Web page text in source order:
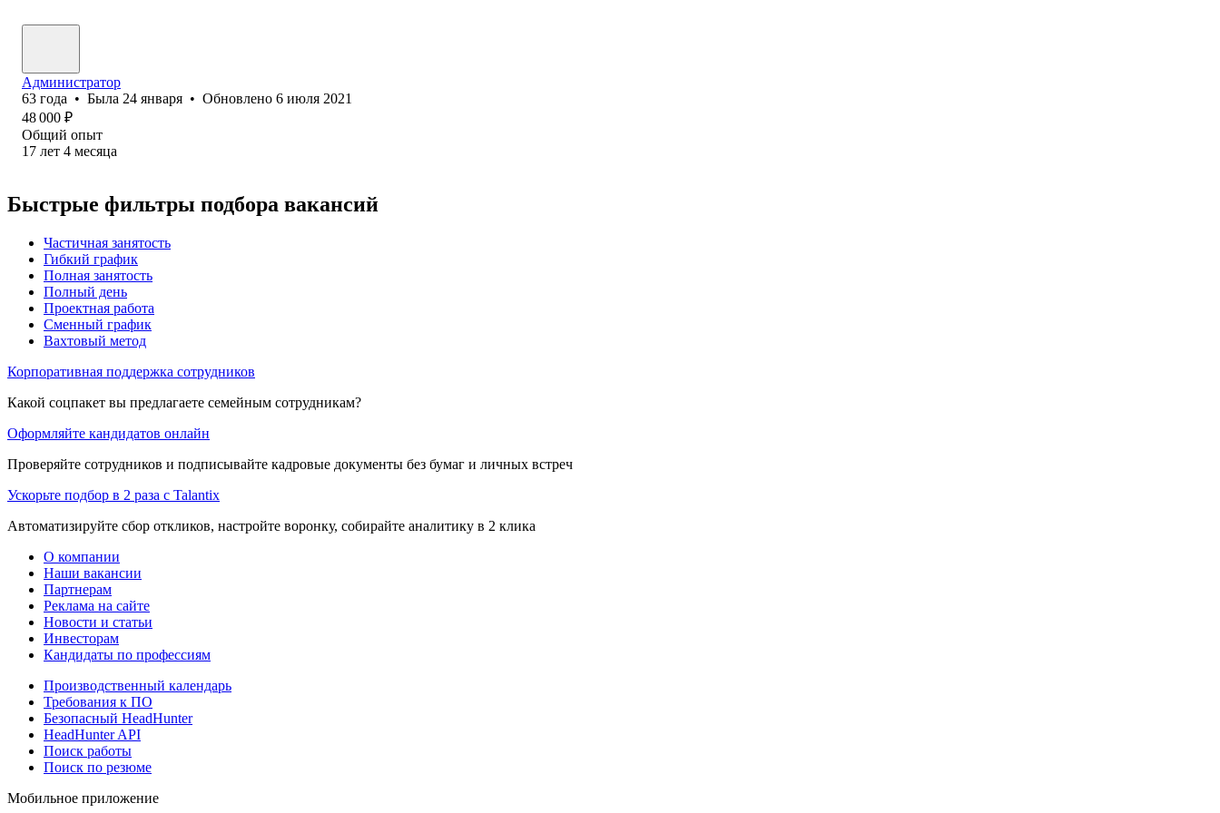
Администратор
63 года • Была 24 января • Обновлено 6 июля 2021
48 000 ₽
Общий опыт
17 лет 4 месяца
Быстрые фильтры подбора вакансий
Частичная занятость
Гибкий график
Полная занятость
Полный день
Проектная работа
Сменный график
Вахтовый метод
Корпоративная поддержка сотрудников
Какой соцпакет вы предлагаете семейным сотрудникам?
Оформляйте кандидатов онлайн
Проверяйте сотрудников и подписывайте кадровые документы без бумаг и личных встреч
Ускорьте подбор в 2 раза с Talantix
Автоматизируйте сбор откликов, настройте воронку, собирайте аналитику в 2 клика
О компании
Наши вакансии
Партнерам
Реклама на сайте
Новости и статьи
Инвесторам
Кандидаты по профессиям
Производственный календарь
Требования к ПО
Безопасный HeadHunter
HeadHunter API
Поиск работы
Поиск по резюме
Мобильное приложение